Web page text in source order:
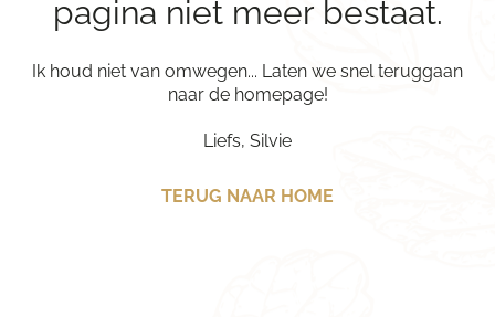
pagina niet meer bestaat.
Ik houd niet van omwegen... Laten we snel teruggaan
naar de homepage!
Liefs, Silvie
TERUG NAAR HOME